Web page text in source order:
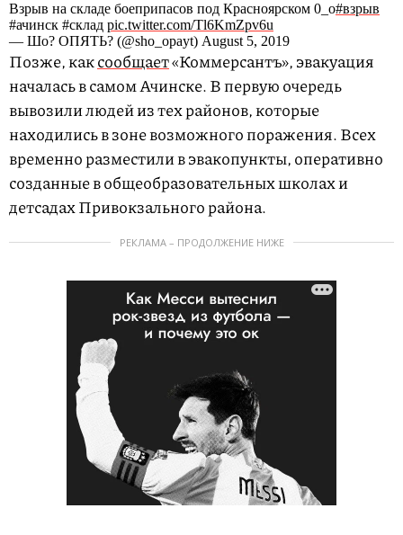
Взрыв на складе боеприпасов под Красноярском 0_о#взрыв
#ачинск #склад pic.twitter.com/Tl6KmZpv6u
— Шо? ОПЯТЬ? (@sho_opayt) August 5, 2019
Позже, каксообщает«Коммерсантъ», эвакуация
началась в самом Ачинске. В первую очередь
вывозили людей из тех районов, которые
находились в зоне возможного поражения. Всех
временно разместили в эвакопункты, оперативно
созданные в общеобразовательных школах и
детсадах Привокзального района.
РЕКЛАМА – ПРОДОЛЖЕНИЕ НИЖЕ